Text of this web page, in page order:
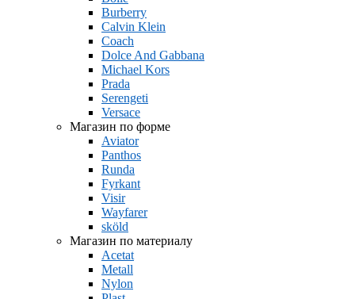
Burberry
Calvin Klein
Coach
Dolce And Gabbana
Michael Kors
Prada
Serengeti
Versace
Магазин по форме
Aviator
Panthos
Runda
Fyrkant
Visir
Wayfarer
sköld
Магазин по материалу
Acetat
Metall
Nylon